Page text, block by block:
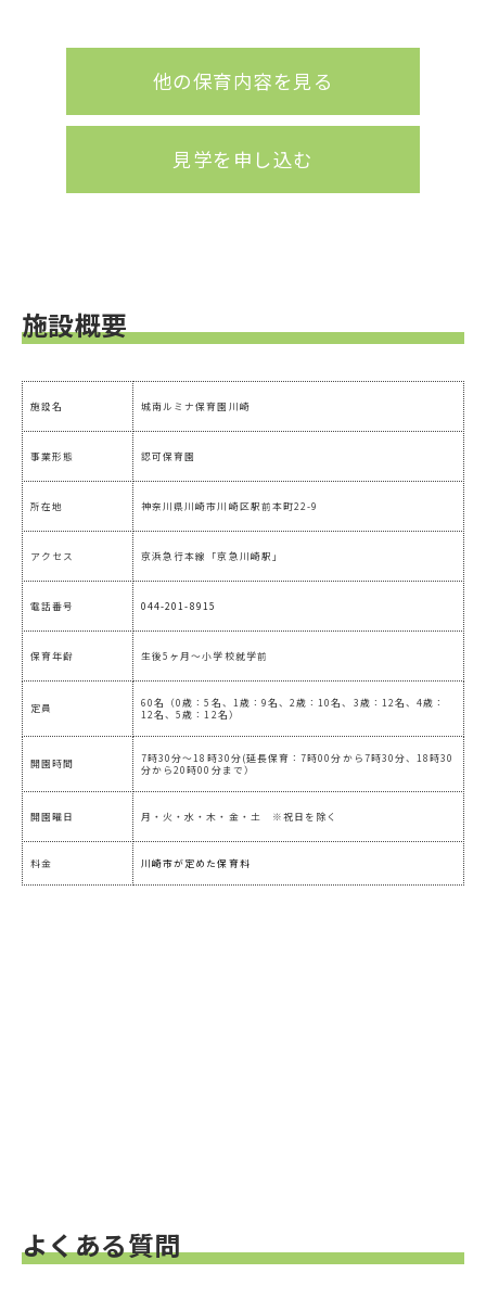
他の保育内容を見る
見学を申し込む
施設概要
施設名 城南ルミナ保育園川崎
事業形態 認可保育園
所在地 神奈川県川崎市川崎区駅前本町22-9
アクセス 京浜急行本線「京急川崎駅」
電話番号 044-201-8915
保育年齢 生後5ヶ月～小学校就学前
定員
60名（0歳：5名、1歳：9名、2歳：10名、3歳：12名、4歳：
12名、5歳：12名）
開園時間
7時30分～18時30分(延長保育：7時00分から7時30分、18時30
分から20時00分まで）
開園曜日 月・火・水・木・金・土 ※祝日を除く
料金 川崎市が定めた保育料
よくある質問